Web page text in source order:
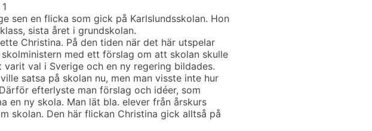
sen en flicka som gick på Karlslundsskolan. Hon
sista året i grundskolan.
Christina. På den tiden när det här utspelar
med ett förslag om att skolan skulle
varit val i Sverige och en ny regering bildades.
satsa på skolan nu, men man visste inte hur
efterlyste man förslag och idéer, som
en ny skola. Man lät bla. elever från årskurs
skolan. Den här flickan Christina gick alltså på